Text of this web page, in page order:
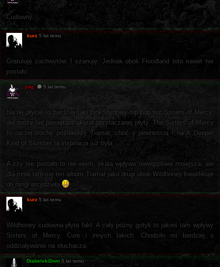
Cudowny.
kurz 5 lat temu
Gratuluję zachwytów. I szanuję. Jednak obok Floodland toto nawet nie
postało.
yog 5 lat temu
Na tej płycie to bardziej taki pinkfloydowy trip hop niż Sisters of Mercy,
ale może nie pamiętam akurat przytaczanej płyty. The Sisters of Mercy
to raczej trochę późniejszy Tiamat, choć z pewnością i na A Deeper
Kind of Slumber ta inspiracja już była.
A czy nie postało to nie wiem, skala wpływu niewątpliwie mniejsza, ale
dla mnie tam się ten album Tiamat jako drugi obok Wildhoney kwalifikuje
do rangi arcydzieła
kurz 5 lat temu
Wildhoney cudowna płyta fakt. A cały późny gotyk to jakieś tam wpływy
Sisters of Mercy, Cure i innych takich. Chodziło mi bardziej o
oddziaływanie na słuchacza.
DiabelskiDom 5 lat temu